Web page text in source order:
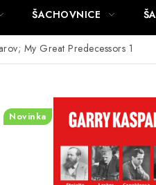
ŠACHOVNICE
My Great Predecessors 1
Novinka